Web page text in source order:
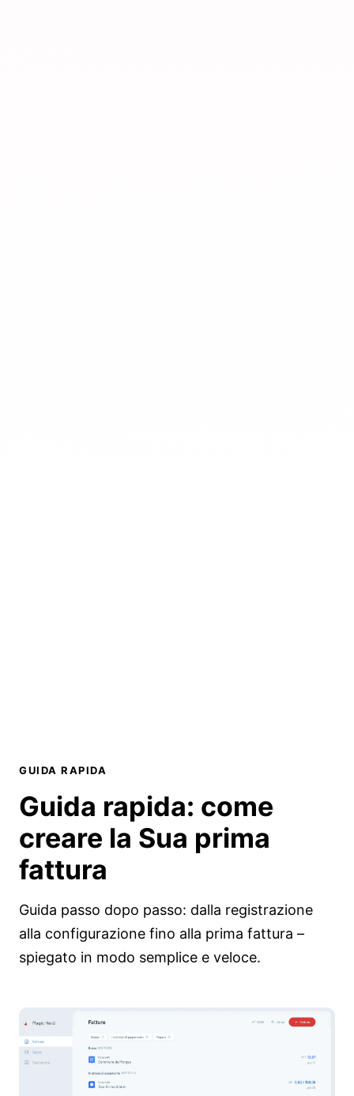
GUIDA RAPIDA
Guida rapida: come
creare la Sua prima
fattura
Guida passo dopo passo: dalla registrazione
alla configurazione fino alla prima fattura –
spiegato in modo semplice e veloce.